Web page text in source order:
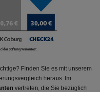
Finden Sie es mit unserem
heraus. Im
vertreten, die Sie bezüglich